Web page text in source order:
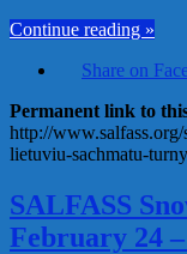
Continue reading »
Share on
Permanent link to
http://
lietuviu-sachmatu-
SALFASS
February 24